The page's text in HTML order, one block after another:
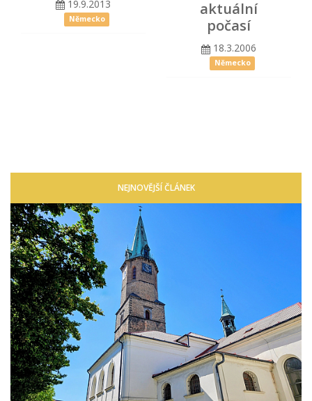
19.9.2013
Německo
aktuální
počasí
18.3.2006
Německo
NEJNOVĚJŠÍ ČLÁNEK